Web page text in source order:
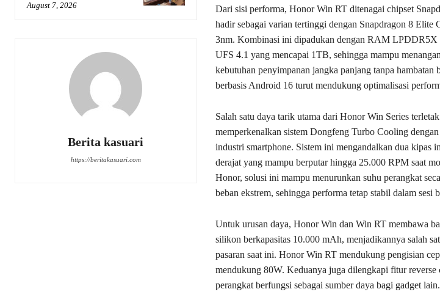
August 7, 2026
Berita kasuari
https://beritakasuari.com
Dari sisi performa, Honor Win RT ditenagai chipset
hadir sebagai varian tertinggi dengan Snapdragon 8 Elite
3nm. Kombinasi ini dipadukan dengan RAM LPDDR5X
UFS 4.1 yang mencapai 1TB, sehingga mampu
kebutuhan penyimpanan jangka panjang tanpa
berbasis Android 16 turut mendukung optimalisasi
Salah satu daya tarik utama dari Honor Win Series
memperkenalkan sistem Dongfeng Turbo Cooling
industri smartphone. Sistem ini mengandalkan dua kipas
derajat yang mampu berputar hingga 25.000 RPM saat
Honor, solusi ini mampu menurunkan suhu perangkat
beban ekstrem, sehingga performa tetap stabil dalam sesi
Untuk urusan daya, Honor Win dan Win RT membawa
silikon berkapasitas 10.000 mAh, menjadikannya salah
pasaran saat ini. Honor Win RT mendukung pengisian
mendukung 80W. Keduanya juga dilengkapi fitur
perangkat berfungsi sebagai sumber daya bagi gadget lain.